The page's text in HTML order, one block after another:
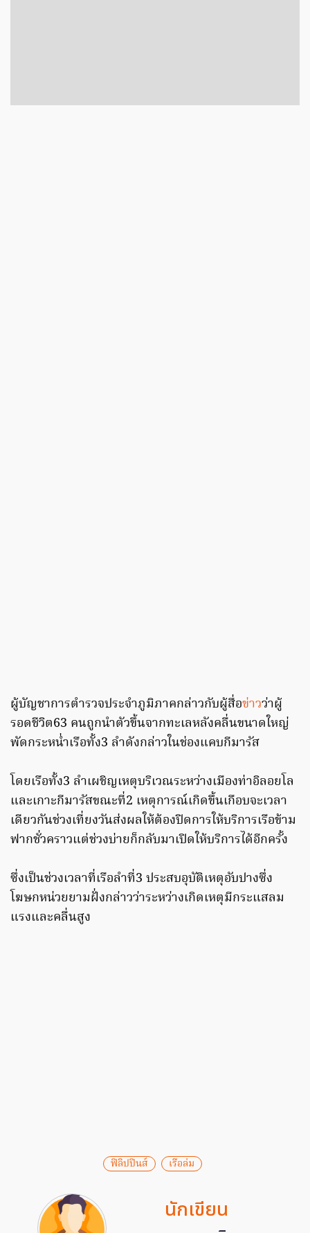
ผู้บัญชาการตำรวจประจำภูมิภาคกล่าวกับผู้สื่อข่าวว่าผู้
รอดชีวิต63 คนถูกนำตัวขึ้นจากทะเลหลังคลื่นขนาดใหญ่
พัดกระหน่ำเรือทั้ง3 ลำดังกล่าวในช่องแคบกีมารัส
โดยเรือทั้ง3 ลำเผชิญเหตุบริเวณระหว่างเมืองท่าอิลอยโล
และเกาะกีมารัสขณะที่2 เหตุการณ์เกิดขึ้นเกือบจะเวลา
เดียวกันช่วงเที่ยงวันส่งผลให้ต้องปิดการให้บริการเรือข้าม
ฟากชั่วคราวแต่ช่วงบ่ายก็กลับมาเปิดให้บริการได้อีกครั้ง
ซึ่งเป็นช่วงเวลาที่เรือลำที่3 ประสบอุบัติเหตุอับปางซึ่ง
โฆษกหน่วยยามฝั่งกล่าวว่าระหว่างเกิดเหตุมีกระแสลม
แรงและคลื่นสูง
ฟิลิปปินส์ เรือล่ม
นักเขียน